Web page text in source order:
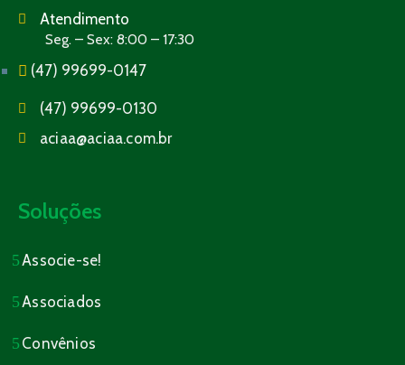
Atendimento
Seg. – Sex: 8:00 – 17:30
(47) 99699-0147
(47) 99699-0130
aciaa@aciaa.com.br
Soluções
Associe-se!
Associados
Convênios